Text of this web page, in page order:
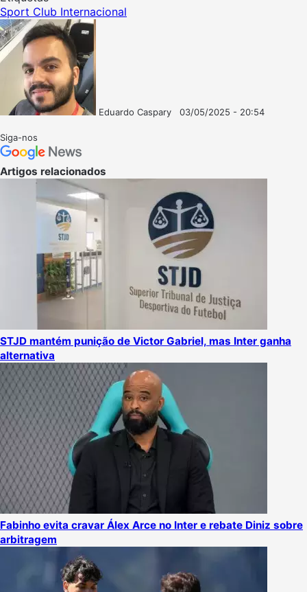
Sport Club Internacional
Eduardo Caspary
03/05/2025 - 20:54
Siga-nos
Artigos relacionados
STJD mantém punição de Victor Gabriel, mas Inter ganha
alternativa
Fabinho evita cravar Álex Arce no Inter e rebate Diniz sobre
arbitragem